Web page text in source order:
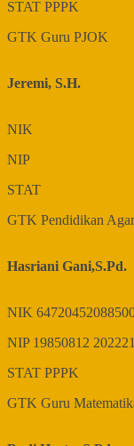
STAT PPPK
GTK Guru PJOK
Jeremi, S.H.
NIK
NIP
STAT
GTK Pendidikan
Hasriani Gani,S.Pd.
NIK
NIP 19850812
STAT PPPK
GTK Guru